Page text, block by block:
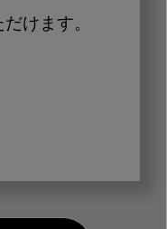
けます。